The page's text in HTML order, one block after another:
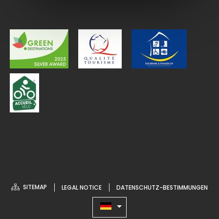
SITEMAP LEGAL NOTICE DATENSCHUTZ-BESTIMMUNGEN